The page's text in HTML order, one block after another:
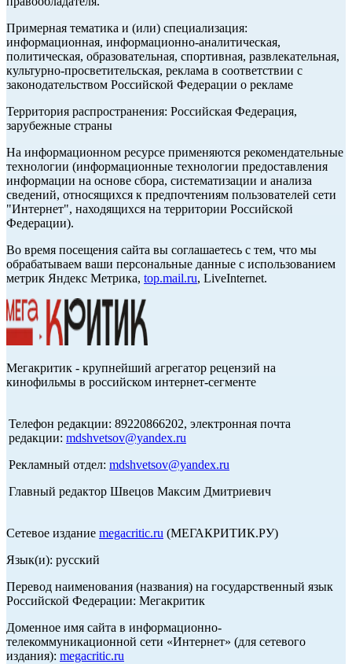
Примерная тематика и (или) специализация:
информационная, информационно-аналитическая,
политическая, образовательная, спортивная, развлекательная,
культурно-просветительская, реклама в соответствии с
законодательством Российской Федерации о рекламе
Территория распространения: Российская Федерация,
зарубежные страны
На информационном ресурсе применяются рекомендательные
технологии (информационные технологии предоставления
информации на основе сбора, систематизации и анализа
сведений, относящихся к предпочтениям пользователей сети
"Интернет", находящихся на территории Российской
Федерации).
Во время посещения сайта вы соглашаетесь с тем, что мы
обрабатываем ваши персональные данные с использованием
метрик Яндекс Метрика, top.mail.ru, LiveInternet.
Мегакритик - крупнейший агрегатор рецензий на
кинофильмы в российском интернет-сегменте
Телефон редакции: 89220866202, электронная почта
редакции: mdshvetsov@yandex.ru
Рекламный отдел: mdshvetsov@yandex.ru
Главный редактор Швецов Максим Дмитриевич
Сетевое издание megacritic.ru (МЕГАКРИТИК.РУ)
Язык(и): русский
Перевод наименования (названия) на государственный язык
Российской Федерации: Мегакритик
Доменное имя сайта в информационно-
телекоммуникационной сети «Интернет» (для сетевого
издания): megacritic.ru